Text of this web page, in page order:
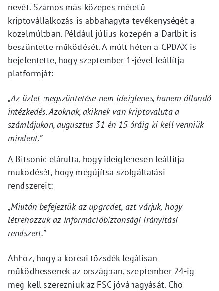
nevét. Számos más közepes méretű
kriptovállalkozás is abbahagyta tevékenységét a
közelmúltban. Például július közepén a Darlbit is
beszüntette működését. A múlt héten a CPDAX is
bejelentette, hogy szeptember 1-jével leállítja
platformját:
„Az üzlet megszüntetése nem ideiglenes, hanem állandó
intézkedés. Azoknak, akiknek van kriptovaluta a
számlájukon, augusztus 31-én 15 óráig ki kell venniük
mindent.”
A Bitsonic elárulta, hogy ideiglenesen leállítja
működését, hogy megújítsa szolgáltatási
rendszereit:
„Miután befejeztük az upgradet, azt várjuk, hogy
létrehozzuk az információbiztonsági irányítási
rendszert.”
Ahhoz, hogy a koreai tőzsdék legálisan
működhessenek az országban, szeptember 24-ig
meg kell szerezniük az FSC jóváhagyását. Cho